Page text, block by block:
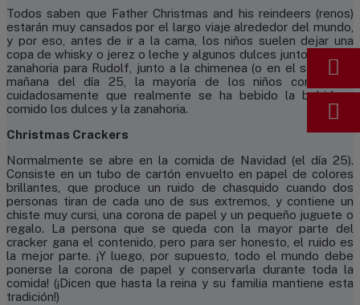
Todos saben que Father Christmas and his reindeers (renos)
estarán muy cansados por el largo viaje alrededor del mundo,
y por eso, antes de ir a la cama, los niños suelen dejar una
copa de whisky o jerez o leche y algunos dulces junto con una
zanahoria para Rudolf, junto a la chimenea (o en el salón). La
mañana del día 25, la mayoría de los niños comprueba
cuidadosamente que realmente se ha bebido la bebida y
comido los dulces y la zanahoria.
Christmas Crackers
Normalmente se abre en la comida de Navidad (el día 25).
Consiste en un tubo de cartón envuelto en papel de colores
brillantes, que produce un ruido de chasquido cuando dos
personas tiran de cada uno de sus extremos, y contiene un
chiste muy cursi, una corona de papel y un pequeño juguete o
regalo. La persona que se queda con la mayor parte del
cracker gana el contenido, pero para ser honesto, el ruido es
la mejor parte. ¡Y luego, por supuesto, todo el mundo debe
ponerse la corona de papel y conservarla durante toda la
comida! (¡Dicen que hasta la reina y su familia mantiene esta
tradición!)